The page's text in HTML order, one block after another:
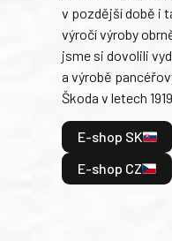
v pozdější době i
výročí výroby
jsme si dovolili
a výrobě
Škoda v letech
E-shop SK
E-shop CZ